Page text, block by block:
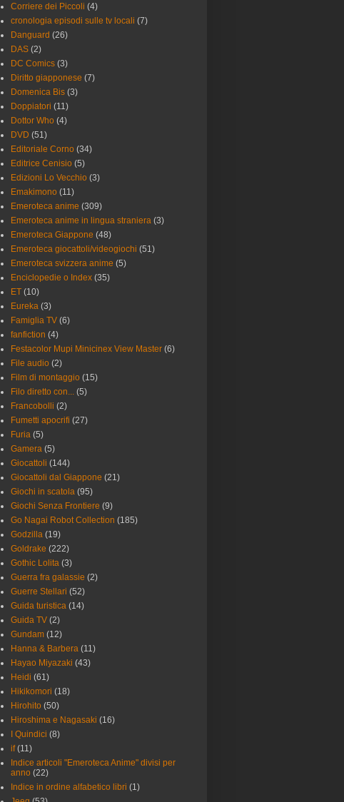
Corriere dei Piccoli (4)
cronologia episodi sulle tv locali (7)
Danguard (26)
DAS (2)
DC Comics (3)
Diritto giapponese (7)
Domenica Bis (3)
Doppiatori (11)
Dottor Who (4)
DVD (51)
Editoriale Corno (34)
Editrice Cenisio (5)
Edizioni Lo Vecchio (3)
Emakimono (11)
Emeroteca anime (309)
Emeroteca anime in lingua straniera (3)
Emeroteca Giappone (48)
Emeroteca giocattoli/videogiochi (51)
Emeroteca svizzera anime (5)
Enciclopedie o Index (35)
ET (10)
Eureka (3)
Famiglia TV (6)
fanfiction (4)
Festacolor Mupi Minicinex View Master (6)
File audio (2)
Film di montaggio (15)
Filo diretto con... (5)
Francobolli (2)
Fumetti apocrifi (27)
Furia (5)
Gamera (5)
Giocattoli (144)
Giocattoli dal Giappone (21)
Giochi in scatola (95)
Giochi Senza Frontiere (9)
Go Nagai Robot Collection (185)
Godzilla (19)
Goldrake (222)
Gothic Lolita (3)
Guerra fra galassie (2)
Guerre Stellari (52)
Guida turistica (14)
Guida TV (2)
Gundam (12)
Hanna & Barbera (11)
Hayao Miyazaki (43)
Heidi (61)
Hikikomori (18)
Hirohito (50)
Hiroshima e Nagasaki (16)
I Quindici (8)
if (11)
Indice articoli "Emeroteca Anime" divisi per
anno (22)
Indice in ordine alfabetico libri (1)